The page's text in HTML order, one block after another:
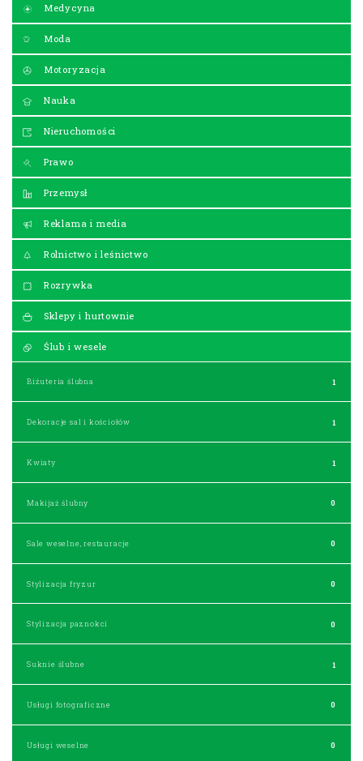
Medycyna
Moda
Motoryzacja
Nauka
Nieruchomości
Prawo
Przemysł
Reklama i media
Rolnictwo i leśnictwo
Rozrywka
Sklepy i hurtownie
Ślub i wesele
Biżuteria ślubna 1
Dekoracje sal i kościołów 1
Kwiaty 1
Makijaż ślubny 0
Sale weselne, restauracje 0
Stylizacja fryzur 0
Stylizacja paznokci 0
Suknie ślubne 1
Usługi fotograficzne 0
Usługi weselne 0